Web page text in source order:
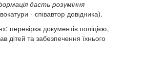
дасть розуміння
- співавтор довідника).
перевірка документів поліцією,
дітей та забезпечення їхнього